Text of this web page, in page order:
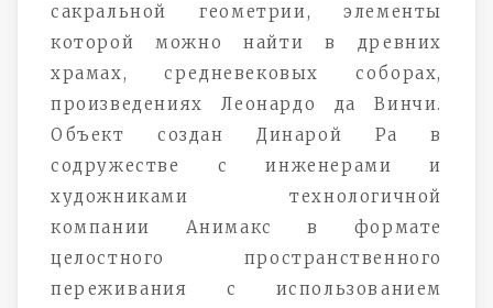
сакральной геометрии, элементы
которой можно найти в древних
храмах, средневековых соборах,
произведениях Леонардо да Винчи.
Объект создан Динарой Ра в
содружестве с инженерами и
художниками технологичной
компании Анимакс в формате
целостного пространственного
переживания с использованием